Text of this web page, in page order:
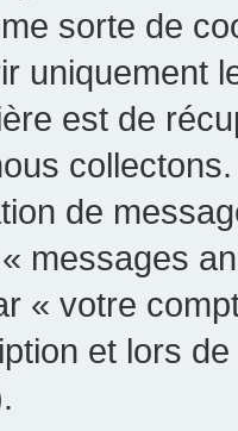
sorte de
uniquement
est de
de
messages
« votre
et lors